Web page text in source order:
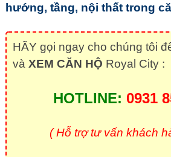
hướng, tầng, nội thất trong
HÃY gọi ngay cho chúng tôi
và XEM CĂN HỘ Royal City :
HOTLINE: 0931
( Hỗ trợ tư vấn khách